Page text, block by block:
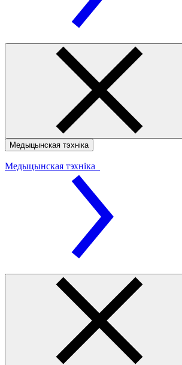
Медыцынская тэхніка
Медыцынская тэхніка